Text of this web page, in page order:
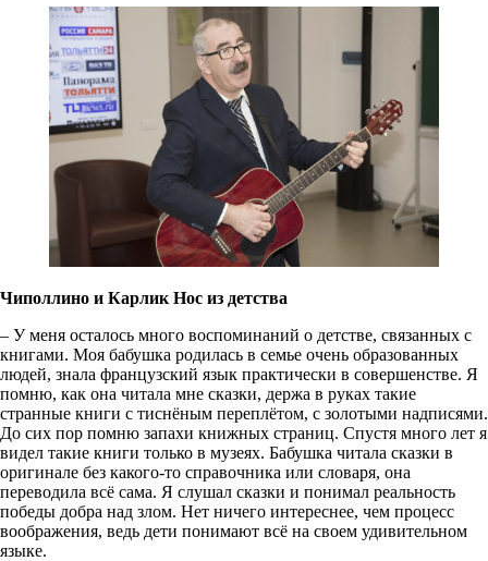
Чиполлино и Карлик Нос из детства
– У меня осталось много воспоминаний о детстве, связанных с
книгами. Моя бабушка родилась в семье очень образованных
людей, знала французский язык практически в совершенстве. Я
помню, как она читала мне сказки, держа в руках такие
странные книги с тиснёным переплётом, с золотыми надписями.
До сих пор помню запахи книжных страниц. Спустя много лет я
видел такие книги только в музеях. Бабушка читала сказки в
оригинале без какого-то справочника или словаря, она
переводила всё сама. Я слушал сказки и понимал реальность
победы добра над злом. Нет ничего интереснее, чем процесс
воображения, ведь дети понимают всё на своем удивительном
языке.